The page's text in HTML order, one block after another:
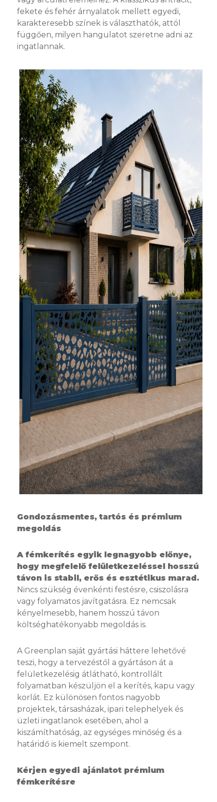
fekete és fehér árnyalatok mellett egyedi,
karakteresebb színek is választhatók, attól
függően, milyen hangulatot szeretne adni az
ingatlannak.
Gondozásmentes, tartós és prémium
megoldás
A fémkerítés egyik legnagyobb előnye,
hogy megfelelő felületkezeléssel hosszú
távon is stabil, erős és esztétikus marad.
Nincs szükség évenkénti festésre, csiszolásra
vagy folyamatos javítgatásra. Ez nemcsak
kényelmesebb, hanem hosszú távon
költséghatékonyabb megoldás is.
A Greenplan saját gyártási háttere lehetővé
teszi, hogy a tervezéstől a gyártáson át a
felületkezelésig átlátható, kontrollált
folyamatban készüljön el a kerítés, kapu vagy
korlát. Ez különösen fontos nagyobb
projektek, társasházak, ipari telephelyek és
üzleti ingatlanok esetében, ahol a
kiszámíthatóság, az egységes minőség és a
határidő is kiemelt szempont.
Kérjen egyedi ajánlatot prémium
fémkerítésre